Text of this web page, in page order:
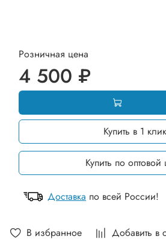
В избранное Добавить в
Розничная цена
4 500 ₽
Купить в 1 клик
Купить по оптовой
Доставка по всей России!